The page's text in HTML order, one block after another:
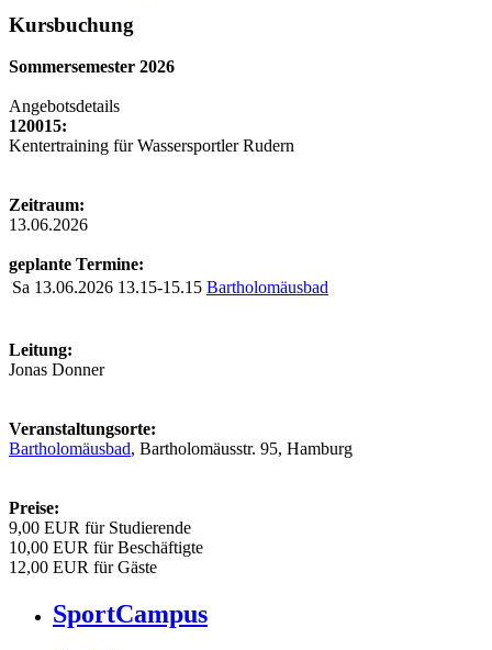
Kursbuchung
Sommersemester 2026
Angebotsdetails
120015:
Kentertraining für Wassersportler Rudern
Zeitraum:
13.06.2026
geplante Termine:
Sa 13.06.2026 13.15-15.15 Bartholomäusbad
Leitung:
Jonas Donner
Veranstaltungsorte:
Bartholomäusbad, Bartholomäusstr. 95, Hamburg
Preise:
9,00 EUR für Studierende
10,00 EUR für Beschäftigte
12,00 EUR für Gäste
SportCampus